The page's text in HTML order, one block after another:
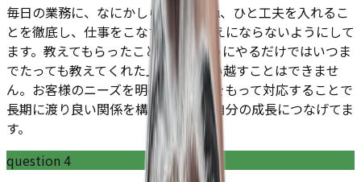
毎日の業務に、なにかしらのプラスα、ひと工夫を入れるこ
とを徹底し、仕事をこなすだけの考えにならないようにして
ます。教えてもらったことを同じようにやるだけではいつま
でたっても教えてくれた上の方を追い越すことはできませ
ん。お客様のニーズを明確にし誠意をもって対応することで
長期に渡り良い関係を構築しながら自分の成長につなげてま
す。
question 4